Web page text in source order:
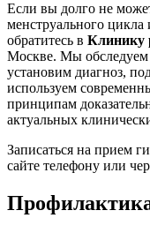
Если вы долго не
менструального
обратитесь в Клинику
Москве. Мы обследуем
установим диагноз,
используем
принципам
актуальных
Записаться на прием
сайте телефону или